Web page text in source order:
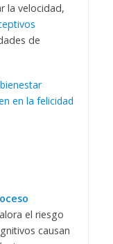
la velocidad,
de
en la felicidad
el riesgo
causan